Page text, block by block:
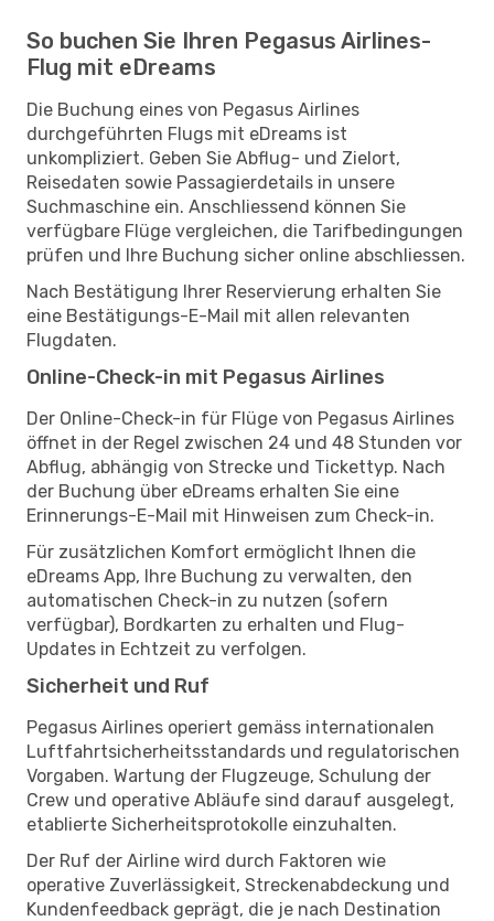
So buchen Sie Ihren Pegasus Airlines-
Flug mit eDreams
Die Buchung eines von Pegasus Airlines
durchgeführten Flugs mit eDreams ist
unkompliziert. Geben Sie Abflug- und Zielort,
Reisedaten sowie Passagierdetails in unsere
Suchmaschine ein. Anschliessend können Sie
verfügbare Flüge vergleichen, die Tarifbedingungen
prüfen und Ihre Buchung sicher online abschliessen.
Nach Bestätigung Ihrer Reservierung erhalten Sie
eine Bestätigungs-E-Mail mit allen relevanten
Flugdaten.
Online-Check-in mit Pegasus Airlines
Der Online-Check-in für Flüge von Pegasus Airlines
öffnet in der Regel zwischen 24 und 48 Stunden vor
Abflug, abhängig von Strecke und Tickettyp. Nach
der Buchung über eDreams erhalten Sie eine
Erinnerungs-E-Mail mit Hinweisen zum Check-in.
Für zusätzlichen Komfort ermöglicht Ihnen die
eDreams App, Ihre Buchung zu verwalten, den
automatischen Check-in zu nutzen (sofern
verfügbar), Bordkarten zu erhalten und Flug-
Updates in Echtzeit zu verfolgen.
Sicherheit und Ruf
Pegasus Airlines operiert gemäss internationalen
Luftfahrtsicherheitsstandards und regulatorischen
Vorgaben. Wartung der Flugzeuge, Schulung der
Crew und operative Abläufe sind darauf ausgelegt,
etablierte Sicherheitsprotokolle einzuhalten.
Der Ruf der Airline wird durch Faktoren wie
operative Zuverlässigkeit, Streckenabdeckung und
Kundenfeedback geprägt, die je nach Destination